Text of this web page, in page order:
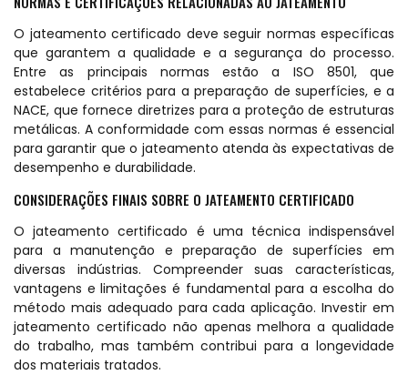
O jateamento certificado deve seguir normas específicas
que garantem a qualidade e a segurança do processo.
Entre as principais normas estão a ISO 8501, que
estabelece critérios para a preparação de superfícies, e a
NACE, que fornece diretrizes para a proteção de estruturas
metálicas. A conformidade com essas normas é essencial
para garantir que o jateamento atenda às expectativas de
desempenho e durabilidade.
CONSIDERAÇÕES FINAIS SOBRE O JATEAMENTO CERTIFICADO
O jateamento certificado é uma técnica indispensável
para a manutenção e preparação de superfícies em
diversas indústrias. Compreender suas características,
vantagens e limitações é fundamental para a escolha do
método mais adequado para cada aplicação. Investir em
jateamento certificado não apenas melhora a qualidade
do trabalho, mas também contribui para a longevidade
dos materiais tratados.